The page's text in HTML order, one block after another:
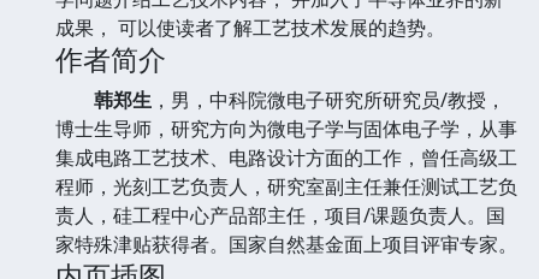
成果， 可以使读者了解工艺技术发展的趋势。
作者简介
韩郑生 ，男，中科院微电子研究所研究员/教授，
博士生导师，研究方向为微电子学与固体电子学，从事
集成电路工艺技术、电路设计方面的工作，曾任高级工
程师，光刻工艺负责人，研究室副主任兼任测试工艺负
责人，硅工程中心产品部主任，项目/课题负责人。国
家特殊津贴获得者。国家自然基金面上项目评审专家。